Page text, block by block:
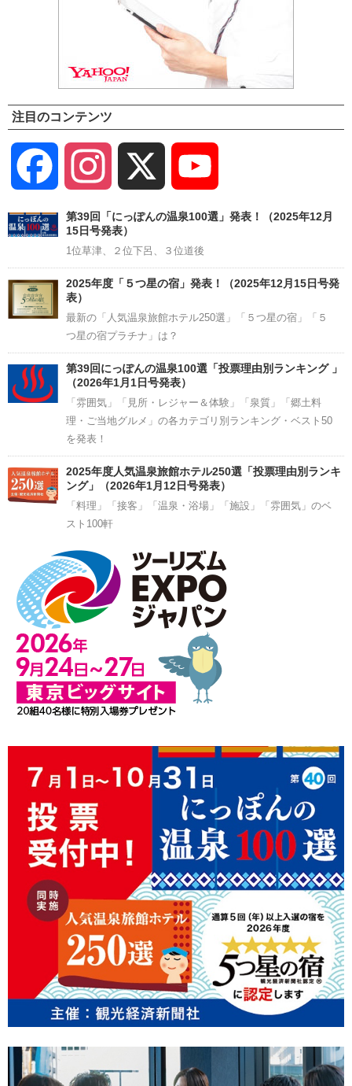
注目のコンテンツ
Facebook Instagram
Channel
第39回「にっぽんの温泉100選」発表！（2025年12月
15日号発表）
1位草津、２位下呂、３位道後
2025年度「５つ星の宿」発表！（2025年12月15日号発
表）
最新の「人気温泉旅館ホテル250選」「５つ星の宿」「５
つ星の宿プラチナ」は？
第39回にっぽんの温泉100選「投票理由別ランキング 」
（2026年1月1日号発表）
「雰囲気」「見所・レジャー＆体験」「泉質」「郷土料
理・ご当地グルメ」の各カテゴリ別ランキング・ベスト50
を発表！
2025年度人気温泉旅館ホテル250選「投票理由別ランキ
ング」（2026年1月12日号発表）
「料理」「接客」「温泉・浴場」「施設」「雰囲気」のベ
スト100軒